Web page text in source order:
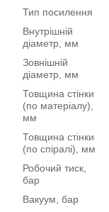
Тип посилення
Внутрішній
діаметр, мм
Зовнішній
діаметр, мм
Товщина стінки
(по матеріалу),
мм
Товщина стінки
(по спіралі), мм
Робочий тиск,
бар
Вакуум, бар